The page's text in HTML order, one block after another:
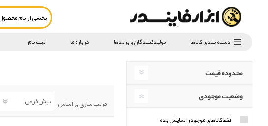
دسته بندی کالاها تولیدکنندگان و برندها درباره ما ثبت نام
مرتب سازی بر اساس
محدوده قیمت
وضعیت موجودی
فقط کالاهای موجود را نمایش بده